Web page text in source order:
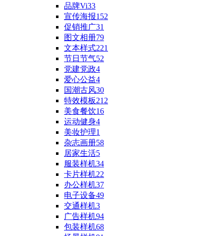
品牌Vi33
宣传海报152
促销推广31
图文相册79
文本样式221
节日节气52
党建党政4
爱心公益4
国潮古风30
特效模板212
美食餐饮16
运动健身4
美妆护理1
杂志画册58
居家生活5
服装样机34
卡片样机22
办公样机37
电子设备49
交通样机3
广告样机94
包装样机68